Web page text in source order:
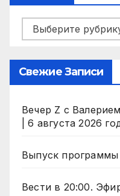
Рубрики
Свежие Записи
Вечер Z с
| 6 августа 2026
Выпуск программы
Вести в 20:00.